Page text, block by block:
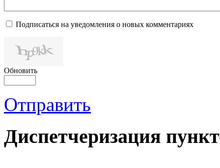
Подписаться на уведомления о новых комментариях
Обновить
Отправить
Диспетчеризация